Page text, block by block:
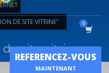
un mail deconfirmationde
REFERENCEZ-VOUS
MAINTENANT
DE SITE VITRINE"
de site vitrine